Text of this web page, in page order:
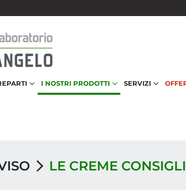
I NOSTRI PRODOTTI SERVIZI
LE CREME